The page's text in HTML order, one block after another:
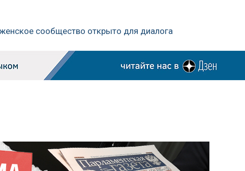
сообщество открыто для диалога